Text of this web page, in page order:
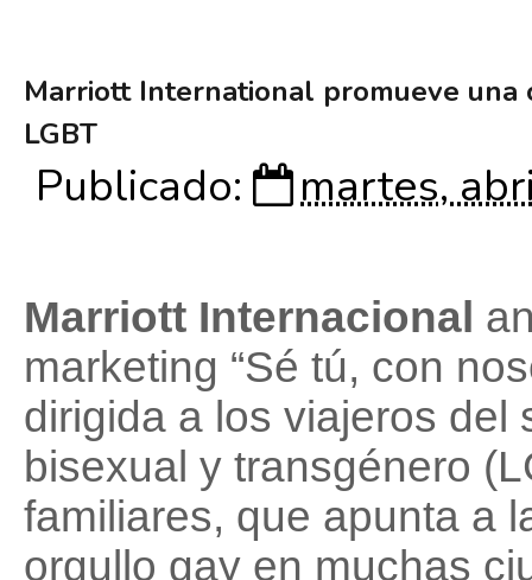
Marriott International promueve una
LGBT
Publicado: martes,
Marriott Internacional
marketing “Sé tú, con
dirigida a los viajeros del
bisexual y transgénero
familiares, que apunta a
orgullo gay en muchas